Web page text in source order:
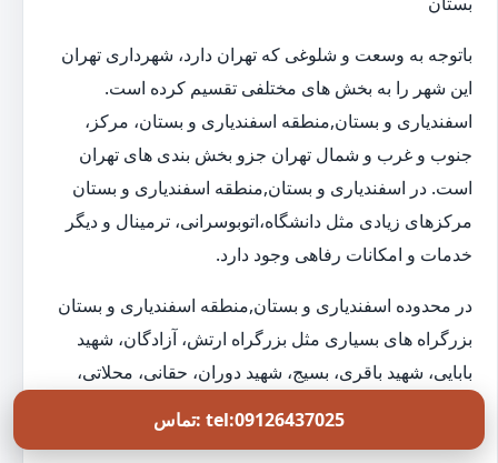
باتوجه به وسعت و شلوغی که تهران دارد، شهرداری تهران
این شهر را به بخش های مختلفی تقسیم کرده است.
اسفندیاری و بستان,منطقه اسفندیاری و بستان، مرکز،
جنوب و غرب و شمال تهران جزو بخش بندی های تهران
است. در اسفندیاری و بستان,منطقه اسفندیاری و بستان
مرکزهای زیادی مثل دانشگاه،اتوبوسرانی، ترمینال و دیگر
خدمات و امکانات رفاهی وجود دارد.
در محدوده اسفندیاری و بستان,منطقه اسفندیاری و بستان
بزرگراه های بسیاری مثل بزرگراه ارتش، آزادگان، شهید
بابایی، شهید باقری، بسیج، شهید دوران، حقانی، محلاتی،
الدین و امام علی وجود دارد. بافت شهری در این محدوده
تماس: tel:09126437025